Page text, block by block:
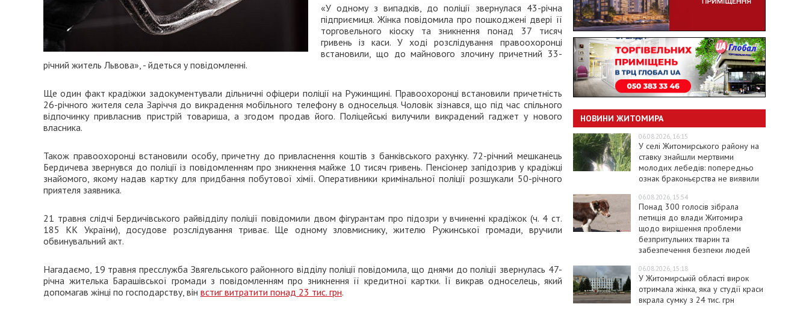
«У одному з випадків, до поліції звернулася 43-річна
підприємиця. Жінка повідомила про пошкоджені двері її
торговельного кіоску та зникнення понад 37 тисяч
гривень із каси. У ході розслідування правоохоронці
встановили, що до майнового злочину причетний 33-
річний житель Львова», - йдеться у повідомленні.
Ще один факт крадіжки задокументували дільничні офіцери поліції на Ружинщині. Правоохоронці встановили причетність
26-річного жителя села Заріччя до викрадення мобільного телефону в односельця. Чоловік зізнався, що під час спільного
відпочинку привласнив пристрій товариша, а згодом продав його. Поліцейські вилучили викрадений гаджет у нового
власника.
Також правоохоронці встановили особу, причетну до привласнення коштів з банківського рахунку. 72-річний мешканець
Бердичева звернувся до поліції із повідомленням про зникнення майже 10 тисяч гривень. Пенсіонер запідозрив у крадіжці
знайомого, якому надав картку для придбання побутової хімії. Оперативники кримінальної поліції розшукали 50-річного
приятеля заявника.
21 травня слідчі Бердичівського райвідділу поліції повідомили двом фігурантам про підозри у вчиненні крадіжок (ч. 4 ст.
185 КК України), досудове розслідування триває. Ще одному зловмиснику, жителю Ружинської громади, вручили
обвинувальний акт.
Нагадаємо, 19 травня пресслужба Звягельського районного відділу поліції повідомила, що днями до поліції звернулась 47-
річна жителька Барашівської громади з повідомленням про зникнення її кредитної картки. Її викрав односелець, який
допомагав жінці по господарству, він встиг витратити понад 23 тис. грн.
НОВИНИ ЖИТОМИРА
06.08.2026, 16:15
У селі Житомирського району на
ставку знайшли мертвими
молодих лебедів: попередньо
ознак браконьєрства не виявили
06.08.2026, 15:54
Понад 300 голосів зібрала
петиція до влади Житомира
щодо вирішення проблеми
безпритульних тварин та
забезпечення безпеки людей
06.08.2026, 15:18
У Житомирській області вирок
отримала жінка, яка у студії краси
вкрала сумку з 24 тис. грн